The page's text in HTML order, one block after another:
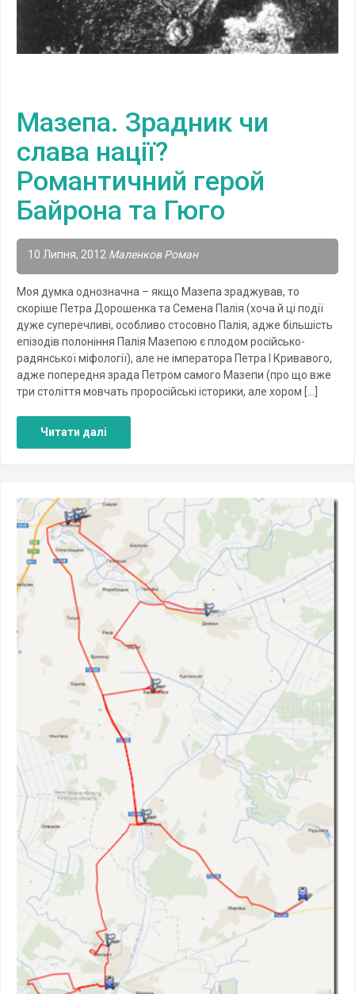
Мазепа. Зрадник чи
слава нації?
Романтичний герой
Байрона та Гюго
10 Липня, 2012 Маленков Роман
Моя думка однозначна – якщо Мазепа зраджував, то
скоріше Петра Дорошенка та Семена Палія (хоча й ці події
дуже суперечливі, особливо стосовно Палія, адже більшість
епізодів полоніння Палія Мазепою є плодом російсько-
радянської міфології), але не імператора Петра І Кривавого,
адже попередня зрада Петром самого Мазепи (про що вже
три століття мовчать проросійські історики, але хором […]
Читати далі